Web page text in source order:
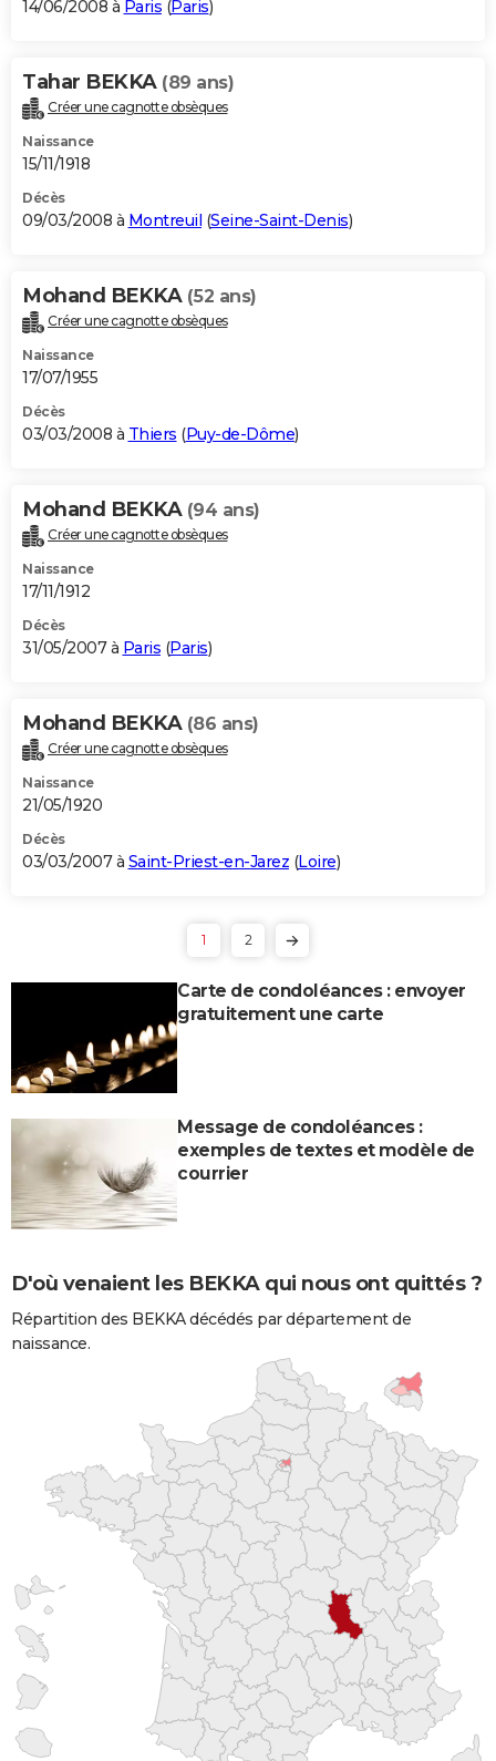
14/06/2008 à Paris (Paris)
Tahar BEKKA (89 ans)
Créer une cagnotte obsèques
Naissance
15/11/1918
Décès
09/03/2008 à Montreuil (Seine-Saint-Denis)
Mohand BEKKA (52 ans)
Créer une cagnotte obsèques
Naissance
17/07/1955
Décès
03/03/2008 à Thiers (Puy-de-Dôme)
Mohand BEKKA (94 ans)
Créer une cagnotte obsèques
Naissance
17/11/1912
Décès
31/05/2007 à Paris (Paris)
Mohand BEKKA (86 ans)
Créer une cagnotte obsèques
Naissance
21/05/1920
Décès
03/03/2007 à Saint-Priest-en-Jarez (Loire)
1 2
Carte de condoléances : envoyer
gratuitement une carte
Message de condoléances :
exemples de textes et modèle de
courrier
D'où venaient les BEKKA qui nous ont quittés ?
Répartition des BEKKA décédés par département de
naissance.